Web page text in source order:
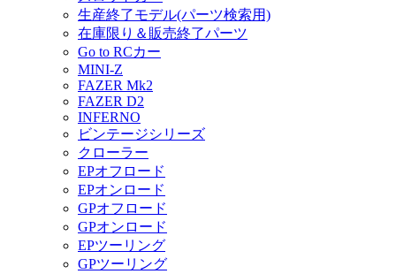
生産終了モデル(パーツ検索用)
在庫限り＆販売終了パーツ
Go to RCカー
MINI-Z
FAZER Mk2
FAZER D2
INFERNO
ビンテージシリーズ
クローラー
EPオフロード
EPオンロード
GPオフロード
GPオンロード
EPツーリング
GPツーリング